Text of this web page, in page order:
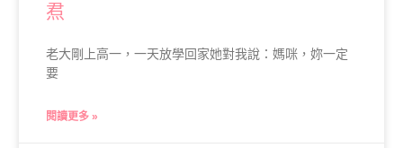
焄
老大剛上高一，一天放學回家她對我說：媽咪，妳一定
要
閱讀更多 »